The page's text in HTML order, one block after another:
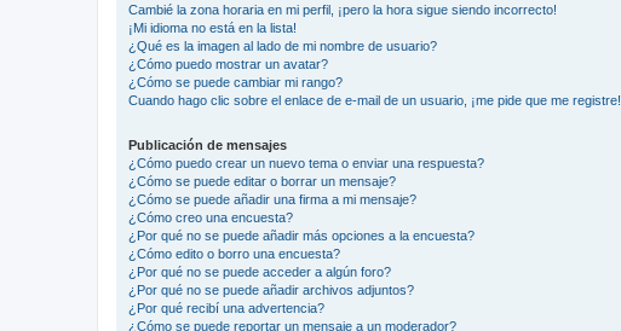
Cambié la zona horaria en mi perfil, ¡pero la hora sigue siendo incorrecto!
¡Mi idioma no está en la lista!
¿Qué es la imagen al lado de mi nombre de usuario?
¿Cómo puedo mostrar un avatar?
¿Cómo se puede cambiar mi rango?
Cuando hago clic sobre el enlace de e-mail de un usuario, ¡me pide que me registre!
Publicación de mensajes
¿Cómo puedo crear un nuevo tema o enviar una respuesta?
¿Cómo se puede editar o borrar un mensaje?
¿Cómo se puede añadir una firma a mi mensaje?
¿Cómo creo una encuesta?
¿Por qué no se puede añadir más opciones a la encuesta?
¿Cómo edito o borro una encuesta?
¿Por qué no se puede acceder a algún foro?
¿Por qué no se puede añadir archivos adjuntos?
¿Por qué recibí una advertencia?
¿Cómo se puede reportar un mensaje a un moderador?